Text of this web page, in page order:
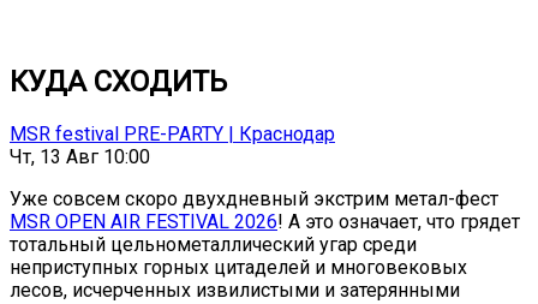
КУДА СХОДИТЬ
MSR festival PRE-PARTY | Краснодар
Чт, 13 Авг 10:00
Уже совсем скоро двухдневный экстрим метал-фест
MSR OPEN AIR FESTIVAL 2026! А это означает, что грядет
тотальный цельнометаллический угар среди
неприступных горных цитаделей и многовековых
лесов, исчерченных извилистыми и затерянными